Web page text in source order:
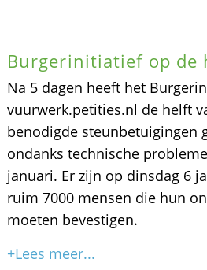
Burgerinitiatief op de
Na 5 dagen heeft het
vuurwerk.petities.nl de helft
benodigde steunbetuigingen
ondanks technische
januari. Er zijn op dinsdag 6
ruim 7000 mensen die hun
moeten bevestigen.
+Lees meer...